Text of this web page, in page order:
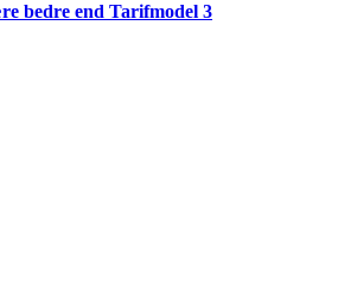
bedre end Tarifmodel 3